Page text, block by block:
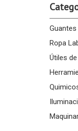
Ropa
Útiles